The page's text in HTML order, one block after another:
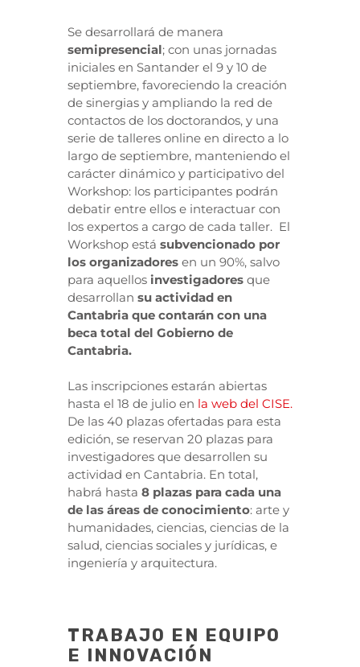
Se desarrollará de manera
semipresencial; con unas jornadas
iniciales en Santander el 9 y 10 de
septiembre, favoreciendo la creación
de sinergias y ampliando la red de
contactos de los doctorandos, y una
serie de talleres online en directo a lo
largo de septiembre, manteniendo el
carácter dinámico y participativo del
Workshop: los participantes podrán
debatir entre ellos e interactuar con
los expertos a cargo de cada taller. El
Workshop está subvencionado por
los organizadores en un 90%, salvo
para aquellos investigadores que
desarrollan su actividad en
Cantabria que contarán con una
beca total del Gobierno de
Cantabria.
Las inscripciones estarán abiertas
hasta el 18 de julio en la web del CISE.
De las 40 plazas ofertadas para esta
edición, se reservan 20 plazas para
investigadores que desarrollen su
actividad en Cantabria. En total,
habrá hasta 8 plazas para cada una
de las áreas de conocimiento: arte y
humanidades, ciencias, ciencias de la
salud, ciencias sociales y jurídicas, e
ingeniería y arquitectura.
TRABAJO EN EQUIPO
E INNOVACIÓN